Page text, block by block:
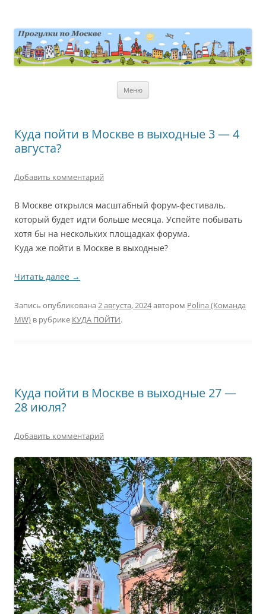
Меню
Куда пойти в Москве в выходные 3 — 4
августа?
Добавить комментарий
В Москве открылся масштабный форум-фестиваль,
который будет идти больше месяца. Успейте побывать
хотя бы на нескольких площадках форума.
Куда же пойти в Москве в выходные?
Читать далее →
Запись опубликована 2 августа, 2024автором Polina (Команда
MW) в рубрике КУДА ПОЙТИ.
Куда пойти в Москве в выходные 27 —
28 июля?
Добавить комментарий